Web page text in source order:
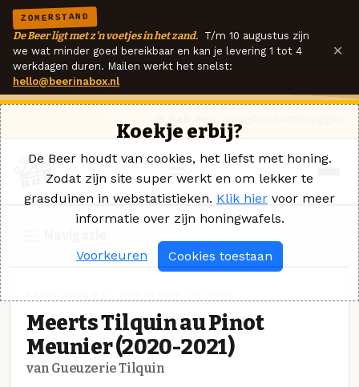
ZOMERSTAND
De Beer ligt met z'n voetjes in het zand. T/m 10 augustus zijn
we wat minder goed bereikbaar en kan je levering 1 tot 4
werkdagen duren. Mailen werkt het snelst:
hello@beerinabox.nl
×
Meerts Tilquin au Pinot
Meunier (2020-2021)
van Gueuzerie Tilquin
Koekje erbij?
De Beer houdt van cookies, het liefst met honing.
Zodat zijn site super werkt en om lekker te
grasduinen in webstatistieken. Klik hier voor meer
informatie over zijn honingwafels.
Voorkeuren Cookies toestaan